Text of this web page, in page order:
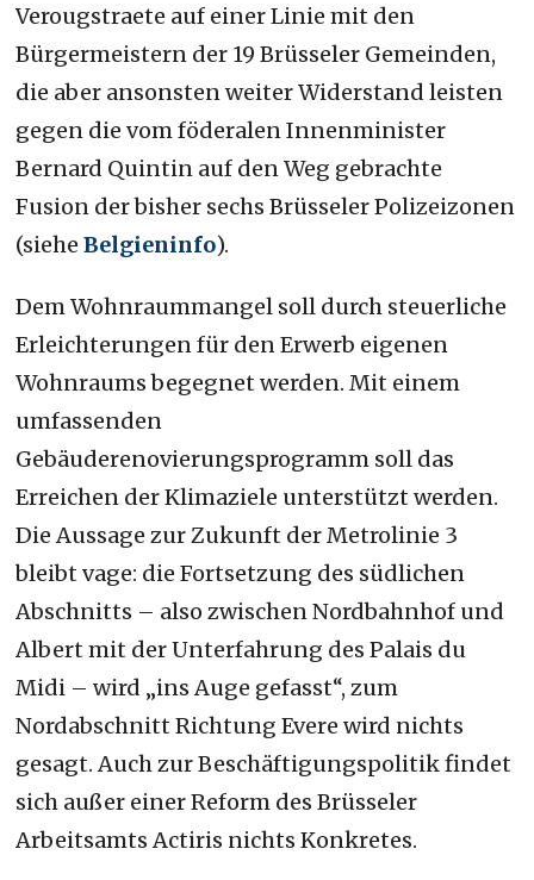
Verougstraete auf einer Linie mit den
Bürgermeistern der 19 Brüsseler Gemeinden,
die aber ansonsten weiter Widerstand leisten
gegen die vom föderalen Innenminister
Bernard Quintin auf den Weg gebrachte
Fusion der bisher sechs Brüsseler Polizeizonen
(sieheBelgieninfo).
Dem Wohnraummangel soll durch steuerliche
Erleichterungen für den Erwerb eigenen
Wohnraums begegnet werden. Mit einem
umfassenden
Gebäuderenovierungsprogramm soll das
Erreichen der Klimaziele unterstützt werden.
Die Aussage zur Zukunft der Metrolinie 3
bleibt vage: die Fortsetzung des südlichen
Abschnitts – also zwischen Nordbahnhof und
Albert mit der Unterfahrung des Palais du
Midi – wird „ins Auge gefasst“, zum
Nordabschnitt Richtung Evere wird nichts
gesagt. Auch zur Beschäftigungspolitik findet
sich außer einer Reform des Brüsseler
Arbeitsamts Actiris nichts Konkretes.